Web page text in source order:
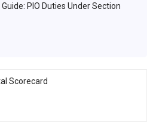
PIO Duties Under Section
Scorecard